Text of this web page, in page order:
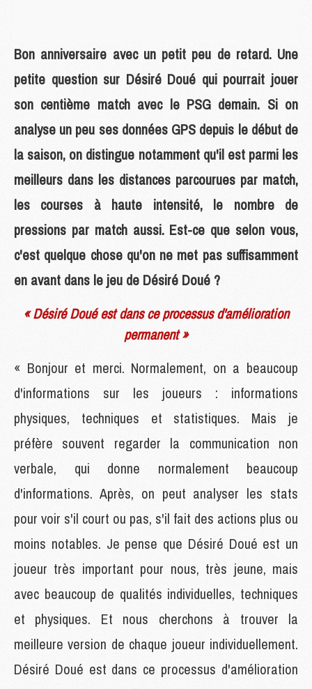
Bon anniversaire avec un petit peu de retard. Une
petite question sur Désiré Doué qui pourrait jouer
son centième match avec le PSG demain. Si on
analyse un peu ses données GPS depuis le début de
la saison, on distingue notamment qu'il est parmi les
meilleurs dans les distances parcourues par match,
les courses à haute intensité, le nombre de
pressions par match aussi. Est-ce que selon vous,
c'est quelque chose qu'on ne met pas suffisamment
en avant dans le jeu de Désiré Doué ?
« Désiré Doué est dans ce processus d'amélioration
permanent »
« Bonjour et merci. Normalement, on a beaucoup
d'informations sur les joueurs : informations
physiques, techniques et statistiques. Mais je
préfère souvent regarder la communication non
verbale, qui donne normalement beaucoup
d'informations. Après, on peut analyser les stats
pour voir s'il court ou pas, s'il fait des actions plus ou
moins notables. Je pense que Désiré Doué est un
joueur très important pour nous, très jeune, mais
avec beaucoup de qualités individuelles, techniques
et physiques. Et nous cherchons à trouver la
meilleure version de chaque joueur individuellement.
Désiré Doué est dans ce processus d'amélioration